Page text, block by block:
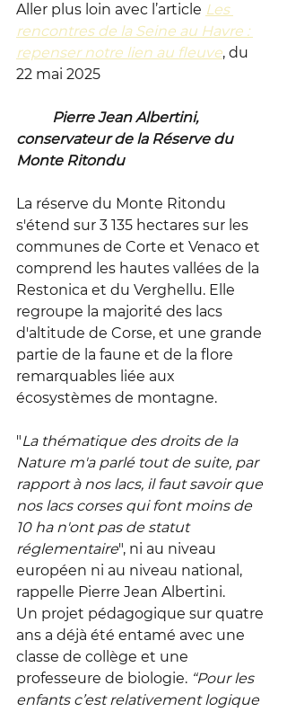
Aller plus loin avec l’article Les
rencontres de la Seine au Havre :
repenser notre lien au fleuve, du
22 mai 2025
conservateur de la Réserve du
Monte Ritondu
La réserve du Monte Ritondu
s'étend sur 3 135 hectares sur les
communes de Corte et Venaco et
comprend les hautes vallées de la
Restonica et du Verghellu. Elle
regroupe la majorité des lacs
d'altitude de Corse, et une grande
partie de la faune et de la flore
remarquables liée aux
écosystèmes de montagne.
"La thématique des droits de la
Nature m'a parlé tout de suite, par
rapport à nos lacs, il faut savoir que
nos lacs corses qui font moins de
10 ha n'ont pas de statut
réglementaire", ni au niveau
européen ni au niveau national,
rappelle Pierre Jean Albertini.
Un projet pédagogique sur quatre
ans a déjà été entamé avec une
classe de collège et une
professeure de biologie. “Pour les
enfants c’est relativement logique